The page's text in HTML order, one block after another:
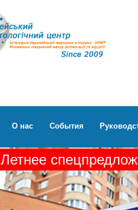
О нас Cобытия
Летнее